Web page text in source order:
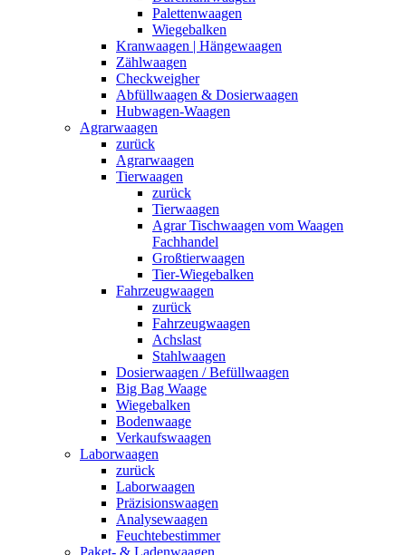
Palettenwaagen
Wiegebalken
Kranwaagen | Hängewaagen
Zählwaagen
Checkweigher
Abfüllwaagen & Dosierwaagen
Hubwagen-Waagen
Agrarwaagen
zurück
Agrarwaagen
Tierwaagen
zurück
Tierwaagen
Agrar Tischwaagen vom Waagen
Fachhandel
Großtierwaagen
Tier-Wiegebalken
Fahrzeugwaagen
zurück
Fahrzeugwaagen
Achslast
Stahlwaagen
Dosierwaagen / Befüllwaagen
Big Bag Waage
Wiegebalken
Bodenwaage
Verkaufswaagen
Laborwaagen
zurück
Laborwaagen
Präzisionswaagen
Analysewaagen
Feuchtebestimmer
Paket- & Ladenwaagen